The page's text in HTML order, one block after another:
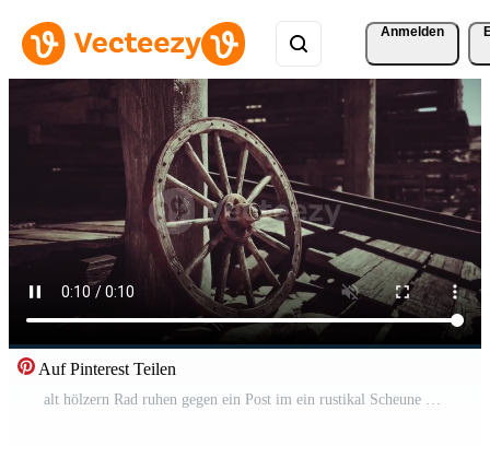
Anmelden
Auf Pinterest Teilen
alt hölzern Rad ruhen gegen ein Post im ein rustikal Scheune beim Sonnenuntergang Pro Video